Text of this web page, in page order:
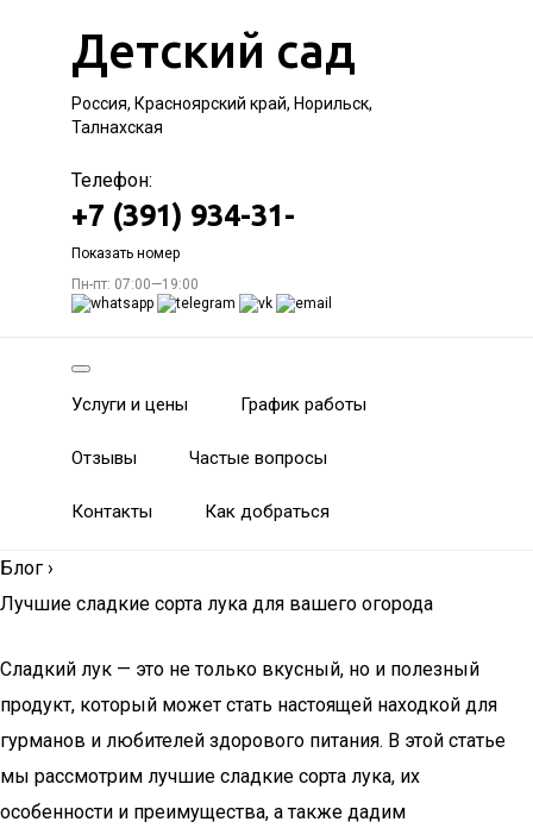
Детский сад
Россия, Красноярский край, Норильск,
Талнахская
Телефон:
+7 (391) 934-31-
Показать номер
Пн-пт: 07:00—19:00
Услуги и цены График работы
Отзывы Частые вопросы
Контакты Как добраться
Блог ›
Лучшие сладкие сорта лука для вашего огорода
Сладкий лук — это не только вкусный, но и полезный
продукт, который может стать настоящей находкой для
гурманов и любителей здорового питания. В этой статье
мы рассмотрим лучшие сладкие сорта лука, их
особенности и преимущества, а также дадим